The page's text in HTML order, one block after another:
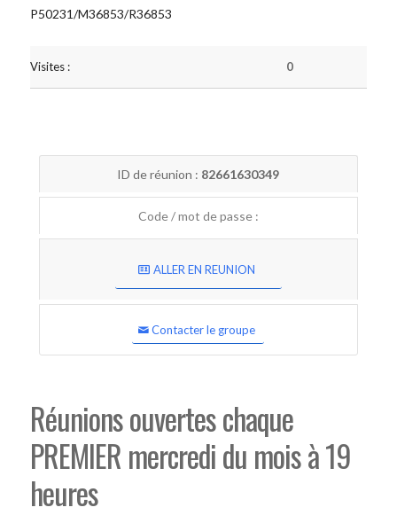
P50231/M36853/R36853
Visites : 0
ID de réunion : 82661630349
Code / mot de passe :
ALLER EN REUNION
Contacter le groupe
Réunions ouvertes chaque
PREMIER mercredi du mois à 19
heures